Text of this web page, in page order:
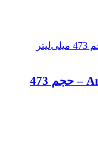
کولانت بوست Amsoil DOMINATOR – حجم 473